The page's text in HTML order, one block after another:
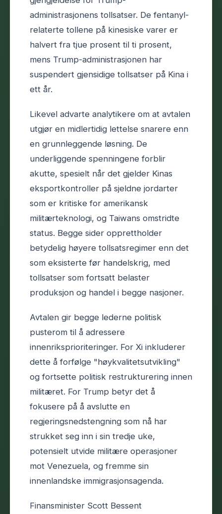
administrasjonens tollsatser. De fentanyl-
relaterte tollene på kinesiske varer er
halvert fra tjue prosent til ti prosent,
mens Trump-administrasjonen har
suspendert gjensidige tollsatser på Kina i
ett år.
Likevel advarte analytikere om at avtalen
utgjør en midlertidig lettelse snarere enn
en grunnleggende løsning. De
underliggende spenningene forblir
akutte, spesielt når det gjelder Kinas
eksportkontroller på sjeldne jordarter
som er kritiske for amerikansk
militærteknologi, og Taiwans omstridte
status. Begge sider opprettholder
betydelig høyere tollsatsregimer enn det
som eksisterte før handelskrig, med
tollsatser som fortsatt belaster
produksjon og handel i begge nasjoner.
Avtalen gir begge lederne politisk
pusterom til å adressere
innenriksprioriteringer. For Xi inkluderer
dette å forfølge "høykvalitetsutvikling"
og fortsette politisk restrukturering innen
militæret. For Trump betyr det å
fokusere på å avslutte en
regjeringsnedstengning som nå har
strukket seg inn i sin tredje uke,
potensielt utvide militære operasjoner
mot Venezuela, og fremme sin
innenlandske immigrasjonsagenda.
Finansminister Scott Bessent